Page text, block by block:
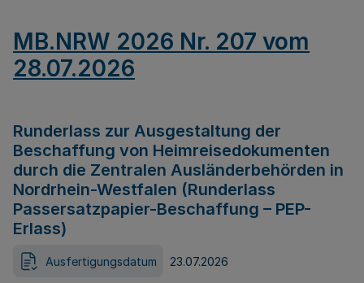
MB.NRW 2026 Nr. 207 vom
28.07.2026
Runderlass zur Ausgestaltung der
Beschaffung von Heimreisedokumenten
durch die Zentralen Ausländerbehörden in
Nordrhein-Westfalen (Runderlass
Passersatzpapier-Beschaffung – PEP-
Erlass)
Ausfertigungsdatum 23.07.2026